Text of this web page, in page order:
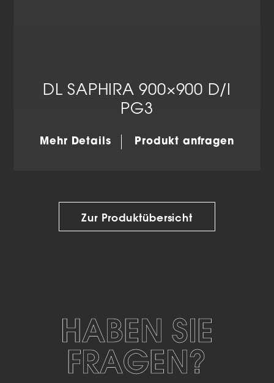
DL SAPHIRA 900×900 D/I
PG3
Mehr Details Produkt anfragen
Zur Produktübersicht
HABEN SIE
FRAGEN?